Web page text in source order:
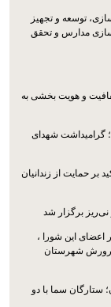
توسعه و تجهیز
مدارس و تحقق
و هویت بخشی به
گرامیداشت شهدای
بر حمایت از زندانیان
نی‌ریز برگزار شد
این شورا ،
و پرورش شهرستان
ستارگان سما با دو